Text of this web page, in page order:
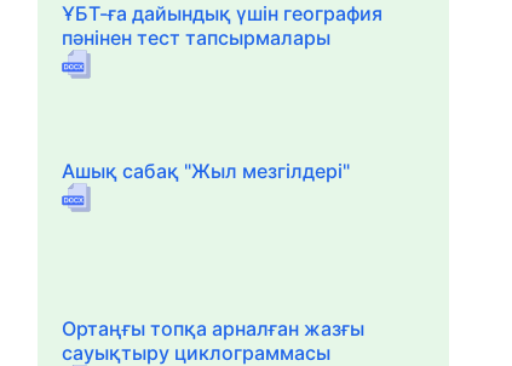
ҰБТ-ға дайындық үшін география
пәнінен тест тапсырмалары
Ашық сабақ "Жыл мезгілдері"
Ортаңғы топқа арналған жазғы
сауықтыру циклограммасы